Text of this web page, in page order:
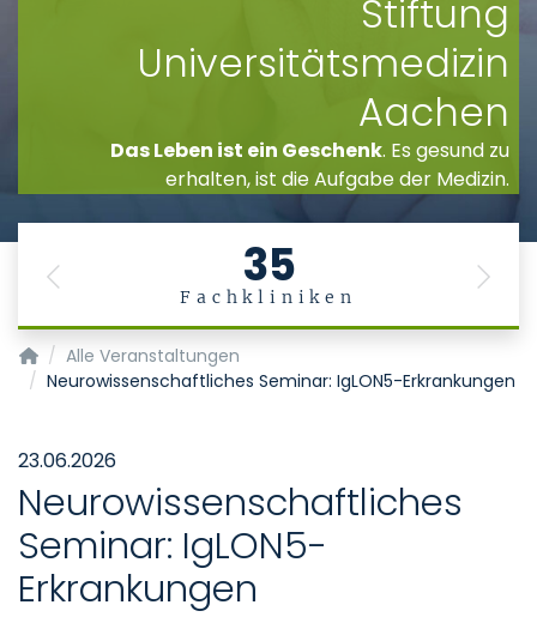
Stiftung
Universitätsmedizin
Aachen
Das Leben ist ein Geschenk. Es gesund zu
erhalten, ist die Aufgabe der Medizin.
35
Fachkliniken
Previous Next
Startseite
Alle Veranstaltungen
Neurowissenschaftliches Seminar: IgLON5-Erkrankungen
23.06.2026
Neurowissenschaftliches
Seminar: IgLON5-
Erkrankungen